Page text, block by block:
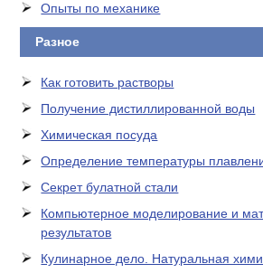
Опыты по механике
Разное
Как готовить растворы
Получение дистиллированной воды
Химическая посуда
Определение температуры
Секрет булатной стали
Компьютерное моделирование и
результатов
Кулинарное дело. Натуральная